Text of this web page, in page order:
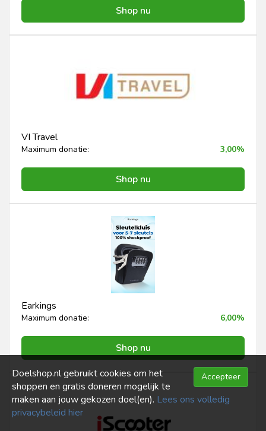
Shop nu
VI Travel
Maximum donatie: 3,00%
Shop nu
Earkings
Maximum donatie: 6,00%
Shop nu
Accepteer
Doelshop.nl gebruikt cookies om het
shoppen en gratis doneren mogelijk te
maken aan jouw gekozen doel(en). Lees ons volledig
privacybeleid hier